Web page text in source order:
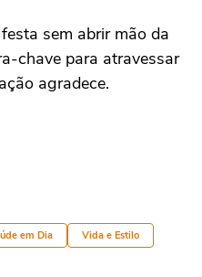
sem abrir mão da
chave para atravessar
agradece.
em Dia
Vida e Estilo